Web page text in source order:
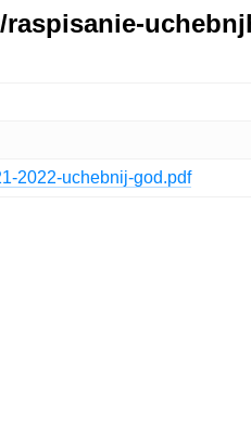
2022-uchebnij-god.pdf